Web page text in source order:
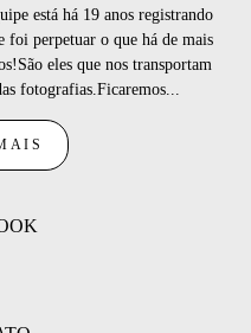
está há 19 anos registrando
foi perpetuar o que há de mais
eles que nos transportam
fotografias.Ficaremos...